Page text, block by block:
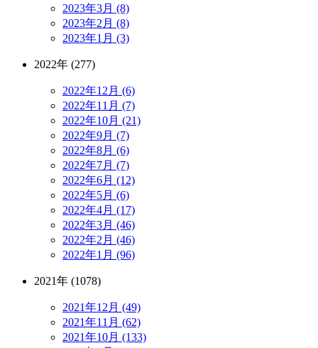
2023年3月 (8)
2023年2月 (8)
2023年1月 (3)
2022年 (277)
2022年12月 (6)
2022年11月 (7)
2022年10月 (21)
2022年9月 (7)
2022年8月 (6)
2022年7月 (7)
2022年6月 (12)
2022年5月 (6)
2022年4月 (17)
2022年3月 (46)
2022年2月 (46)
2022年1月 (96)
2021年 (1078)
2021年12月 (49)
2021年11月 (62)
2021年10月 (133)